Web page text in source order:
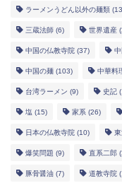
ラーメンうどん以外の麺類
三蔵法師 (6) 世界遺産
中国の仏教寺院 (37)
中国の麺 (103) 中華料
台湾ラーメン (9) 史記
塩 (15) 家系 (26)
日本の仏教寺院 (10)
爆笑問題 (9) 直系二郎
豚骨醤油 (7) 道教寺院